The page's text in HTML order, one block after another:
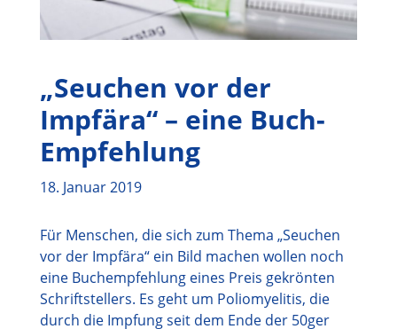
„Seuchen vor der
Impfära“ – eine Buch-
Empfehlung
18. Januar 2019
Für Menschen, die sich zum Thema „Seuchen
vor der Impfära“ ein Bild machen wollen noch
eine Buchempfehlung eines Preis gekrönten
Schriftstellers. Es geht um Poliomyelitis, die
durch die Impfung seit dem Ende der 50ger